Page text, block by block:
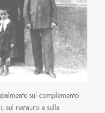
sul complemento
sul restauro e sulla